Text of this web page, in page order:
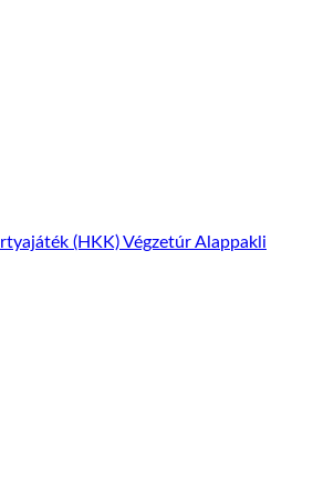
(HKK) Végzetúr Alappakli